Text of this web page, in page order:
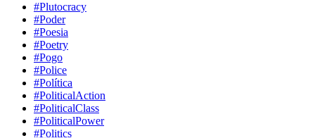
#Plutocracy
#Poder
#Poesia
#Poetry
#Pogo
#Police
#Política
#PoliticalAction
#PoliticalClass
#PoliticalPower
#Politics